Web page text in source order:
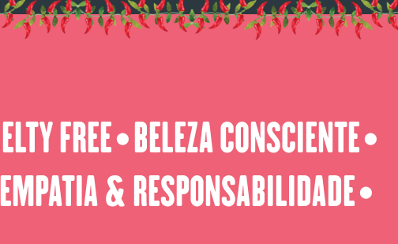
FREE ⬤ BELEZA CONSCIENTE ⬤
& RESPONSABILIDADE ⬤